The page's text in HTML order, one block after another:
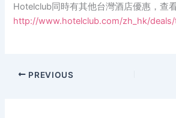
Hotelclub同時有其他台灣酒店優惠，查
http://www.hotelclub.com/zh_hk/
PREVIOUS